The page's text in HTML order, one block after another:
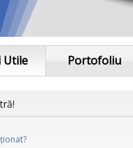
Utile Portofoliu